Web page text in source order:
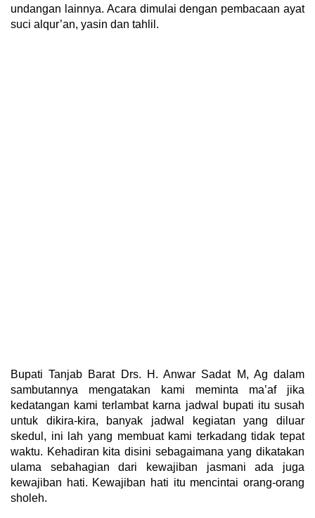
undangan lainnya. Acara dimulai dengan pembacaan ayat
suci alqur’an, yasin dan tahlil.
Bupati Tanjab Barat Drs. H. Anwar Sadat M, Ag dalam
sambutannya mengatakan kami meminta ma’af jika
kedatangan kami terlambat karna jadwal bupati itu susah
untuk dikira-kira, banyak jadwal kegiatan yang diluar
skedul, ini lah yang membuat kami terkadang tidak tepat
waktu. Kehadiran kita disini sebagaimana yang dikatakan
ulama sebahagian dari kewajiban jasmani ada juga
kewajiban hati. Kewajiban hati itu mencintai orang-orang
sholeh.